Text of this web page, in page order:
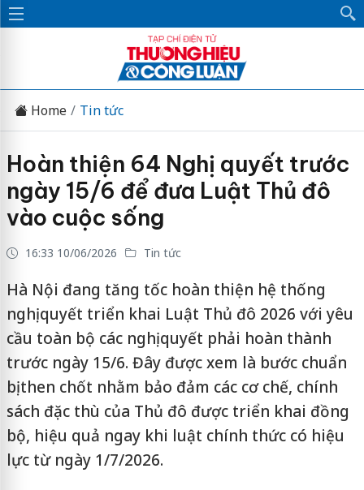
Home Tin tức
Hoàn thiện 64 Nghị quyết trước
ngày 15/6 để đưa Luật Thủ đô
vào cuộc sống
16:33 10/06/2026 Tin tức
Hà Nội đang tăng tốc hoàn thiện hệ thống
nghị quyết triển khai Luật Thủ đô 2026 với yêu
cầu toàn bộ các nghị quyết phải hoàn thành
trước ngày 15/6. Đây được xem là bước chuẩn
bị then chốt nhằm bảo đảm các cơ chế, chính
sách đặc thù của Thủ đô được triển khai đồng
bộ, hiệu quả ngay khi luật chính thức có hiệu
lực từ ngày 1/7/2026.